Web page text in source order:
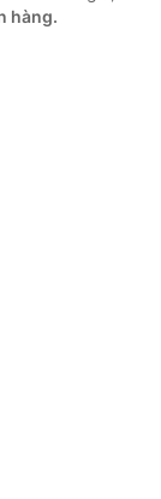
hàng.